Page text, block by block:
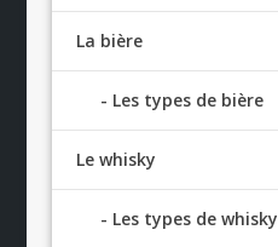
La bière
Les types de bière
Le whisky
Les types de whisky